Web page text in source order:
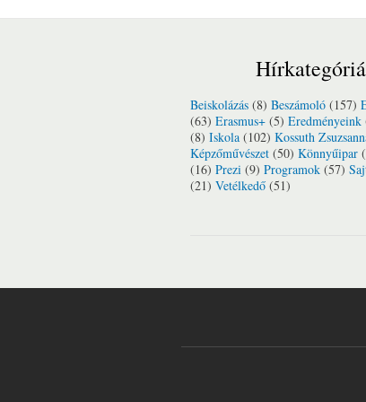
Beiskolázás (8) Beszámoló (157)
(63) Erasmus+ (5) Eredményeink
(8) Iskola (102) Kossuth
Képzőművészet (50) Könnyűipar
(16) Prezi (9) Programok (57)
(21) Vetélkedő (51)